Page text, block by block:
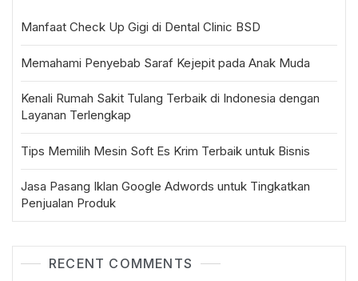
Manfaat Check Up Gigi di Dental Clinic BSD
Memahami Penyebab Saraf Kejepit pada Anak Muda
Kenali Rumah Sakit Tulang Terbaik di Indonesia dengan
Layanan Terlengkap
Tips Memilih Mesin Soft Es Krim Terbaik untuk Bisnis
Jasa Pasang Iklan Google Adwords untuk Tingkatkan
Penjualan Produk
RECENT COMMENTS